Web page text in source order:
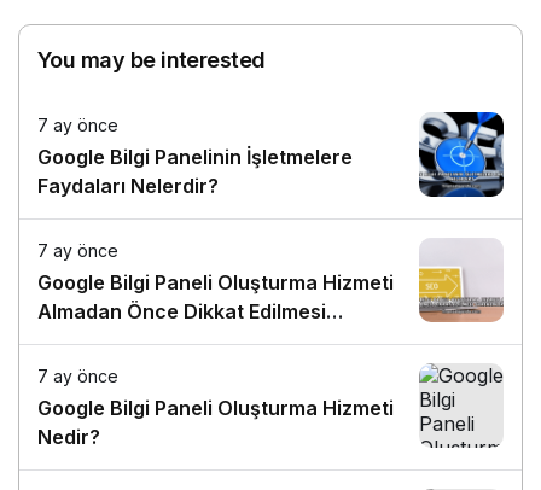
You may be interested
7 ay önce
Google Bilgi Panelinin İşletmelere
Faydaları Nelerdir?
7 ay önce
Google Bilgi Paneli Oluşturma Hizmeti
Almadan Önce Dikkat Edilmesi
Gerekenler
7 ay önce
Google Bilgi Paneli Oluşturma Hizmeti
Nedir?